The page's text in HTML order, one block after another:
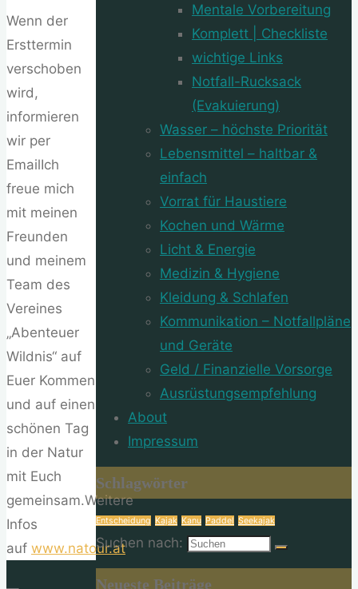
Wenn der
Ersttermin
verschoben
wird,
informieren
wir per
EmailIch
freue mich
mit meinen
Freunden
und meinem
Team des
Vereines
„Abenteuer
Wildnis“ auf
Euer Kommen
und auf einen
schönen Tag
in der Natur
mit Euch
gemeinsam.Weitere
Infos
auf www.natour.at
Mentale Vorbereitung
Komplett | Checkliste
wichtige Links
Notfall-Rucksack
(Evakuierung)
Wasser – höchste Priorität
Lebensmittel – haltbar &
einfach
Vorrat für Haustiere
Kochen und Wärme
Licht & Energie
Medizin & Hygiene
Kleidung & Schlafen
Kommunikation – Notfallpläne
und Geräte
Geld / Finanzielle Vorsorge
Ausrüstungsempfehlung
About
Impressum
Schlagwörter
Entscheidung Kajak Kanu Paddel Seekajak
Suchen nach:
Neueste Beiträge